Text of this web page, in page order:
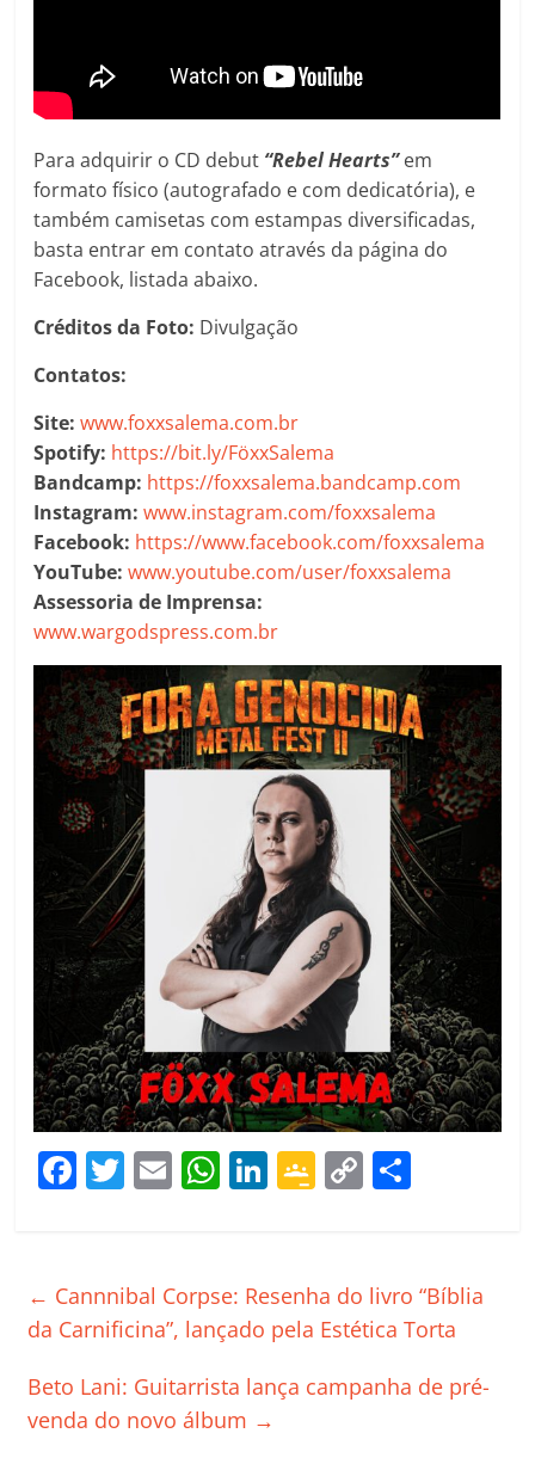
Para adquirir o CD debut “Rebel Hearts”em
formato físico (autografado e com dedicatória), e
também camisetas com estampas diversificadas,
basta entrar em contato através da página do
Facebook, listada abaixo.
Créditos da Foto: Divulgação
Contatos:
Site:www.foxxsalema.com.br
Spotify: https://bit.ly/FöxxSalema
Bandcamp: https://foxxsalema.bandcamp.com
Instagram:www.instagram.com/foxxsalema
Facebook: https://www.facebook.com/foxxsalema
YouTube:www.youtube.com/user/foxxsalema
Assessoria de Imprensa:
www.wargodspress.com.br
F
e
b
o
k
T
er
E
l
W
s
A
p
Li
e
dI
G
gl
e
a
C
y
Li
k
p
ar
h
← Cannnibal Corpse: Resenha do livro “Bíblia
da Carnificina”, lançado pela Estética Torta
Beto Lani: Guitarrista lança campanha de pré-
venda do novo álbum →